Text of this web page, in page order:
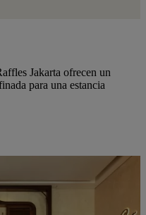
Jakarta ofrecen un
para una estancia